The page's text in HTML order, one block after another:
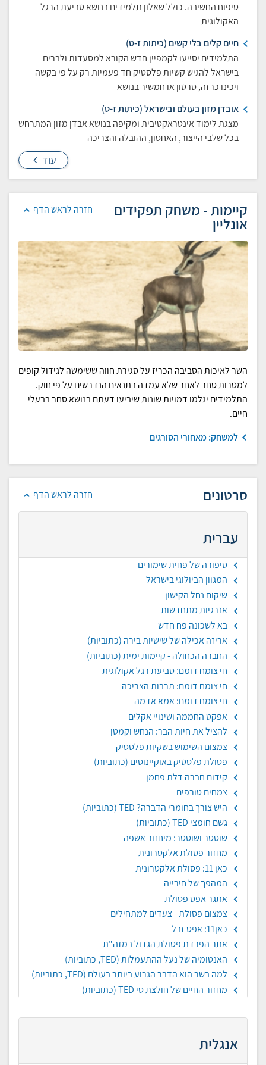
טיפוח החשיבה. כולל שאלון תלמידים בנושא טביעת הרגל
האקולוגית
חיים קלים בלי קשים (כיתות ז-ט)
התלמידים יסייעו לקמפיין חדש הקורא למסעדות ולברים
בישראל להגיש קשיות פלסטיק חד פעמיות רק על פי בקשה
ויכינו כרזה, סרטון או חמשיר בנושא
אובדן מזון בעולם ובישראל (כיתות ז-ט)
מצגת לימוד אינטראקטיבית ומקיפה בנושא אבדן מזון המתרחש
בכל שלבי הייצור, האחסון, ההובלה והצריכה
עוד
חזרה לראש הדף קיימות - משחק תפקידים
אונליין
השר לאיכות הסביבה הכריז על סגירת חווה ששימשה לגידול קופים
למטרות סחר לאחר שלא עמדה בתנאים הנדרשים על פי חוק.
התלמידים יגלמו דמויות שונות שיביעו דעתם בנושא סחר בבעלי
חיים.
למשחק: מאחורי הסורגים
חזרה לראש הדף סרטונים
עברית
סיפורה של פחית שימורים
המגוון הביולוגי בישראל
שיקום נחל הקישון
אנרגיות מתחדשות
בא לשכונה פח חדש
אריזה אכילה של שישיות בירה (כתוביות)
החברה הכחולה - קיימות ימית (כתוביות)
חי צומח דומם: טביעת רגל אקולוגית
חי צומח דומם: תרבות הצריכה
חי צומח דומם: אמא אדמה
אפקט החממה ושינויי אקלים
להציל את חיות הבר: הנחש וקמטן
צמצום השימוש בשקיות פלסטיק
פסולת פלסטיק באוקיינוסים (כתוביות)
קידום חברה דלת פחמן
צמחים טורפים
היש צורך בחומרי הדברה? TED (כתוביות)
גשם חומצי TED (כתוביות)
שוסטר ושוסטר: מיחזור אשפה
מחזור פסולת אלקטרונית
כאן 11: פסולת אלקטרונית
המהפך של חירייה
אתגר אפס פסולת
צמצום פסולת - צעדים למתחילים
כאן11: אפס זבל
אתר הפרדת פסולת הגדול במזה"ת
האנטומיה של נעל ההתעמלות (TED, כתוביות)
למה בשר הוא הדבר הגרוע ביותר בעולם (TED, כתוביות)
מחזור החיים של חולצת טי TED (כתוביות)
אנגלית